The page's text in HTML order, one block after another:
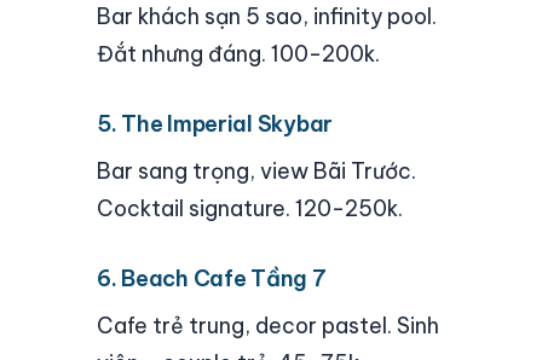
Bar khách sạn 5 sao, infinity pool.
Đắt nhưng đáng. 100-200k.
5. The Imperial Skybar
Bar sang trọng, view Bãi Trước.
Cocktail signature. 120-250k.
6. Beach Cafe Tầng 7
Cafe trẻ trung, decor pastel. Sinh